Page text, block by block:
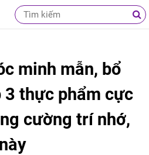
minh mẫn, bổ
3 thực phẩm cực
cường trí nhớ,